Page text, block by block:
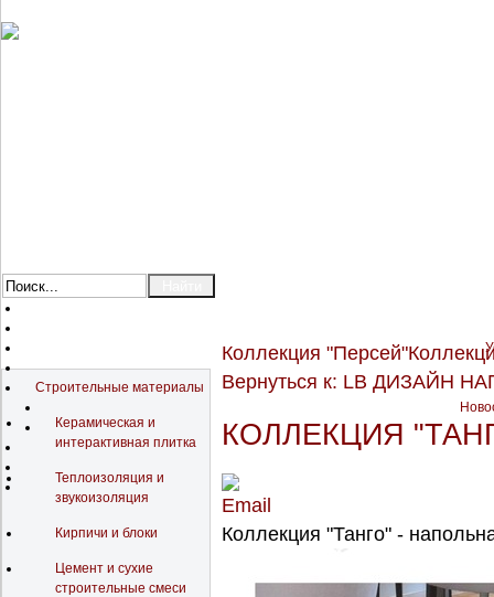
Строительные материалы
Керамическая и
интерактивная плитка
Теплоизоляция и
звукоизоляция
Кирпичи и блоки
Цемент и сухие
строительные смеси
Коллекция "Персей"
Вернуться к: LB ДИЗАЙН
КОЛЛЕКЦИЯ
Коллекция "Танго" -